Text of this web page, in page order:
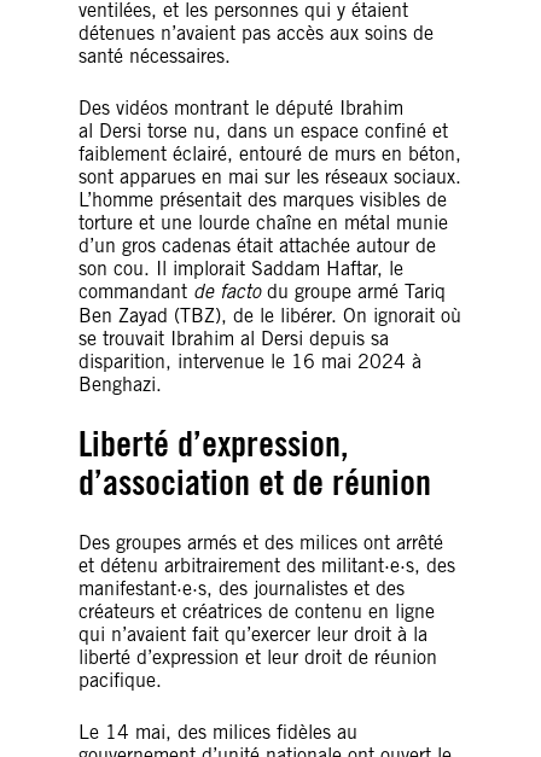
ventilées, et les personnes qui y étaient
détenues n’avaient pas accès aux soins de
santé nécessaires.
Des vidéos montrant le député Ibrahim
al Dersi torse nu, dans un espace confiné et
faiblement éclairé, entouré de murs en béton,
sont apparues en mai sur les réseaux sociaux.
L’homme présentait des marques visibles de
torture et une lourde chaîne en métal munie
d’un gros cadenas était attachée autour de
son cou. Il implorait Saddam Haftar, le
commandant de factodu groupe armé Tariq
Ben Zayad (TBZ), de le libérer. On ignorait où
se trouvait Ibrahim al Dersi depuis sa
disparition, intervenue le 16 mai 2024 à
Benghazi.
Liberté d’expression,
d’association et de réunion
Des groupes armés et des milices ont arrêté
et détenu arbitrairement des militant·e·s, des
manifestant·e·s, des journalistes et des
créateurs et créatrices de contenu en ligne
qui n’avaient fait qu’exercer leur droit à la
liberté d’expression et leur droit de réunion
pacifique.
Le 14 mai, des milices fidèles au